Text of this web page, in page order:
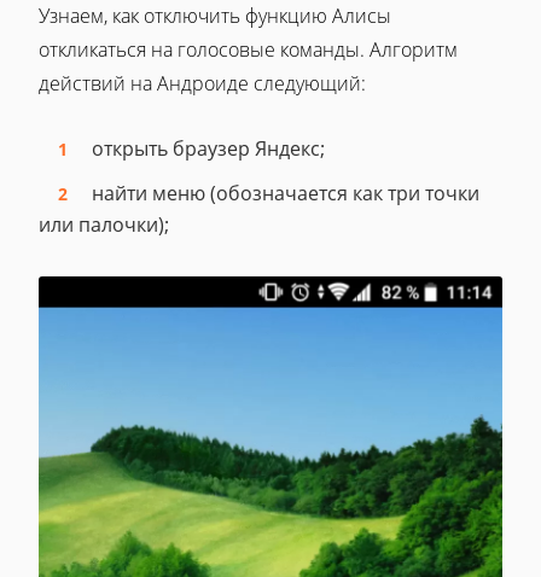
Узнаем, как отключить функцию Алисы
откликаться на голосовые команды. Алгоритм
действий на Андроиде следующий:
открыть браузер Яндекс;
найти меню (обозначается как три точки
или палочки);